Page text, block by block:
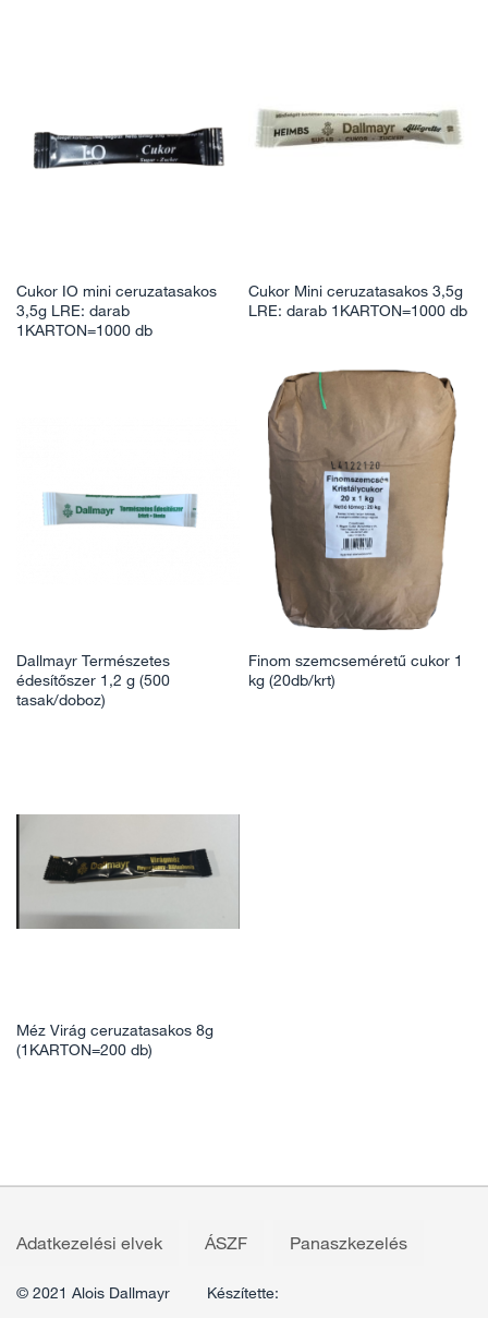
Cukor IO mini ceruzatasakos
3,5g LRE: darab
1KARTON=1000 db
Cukor Mini ceruzatasakos 3,5g
LRE: darab 1KARTON=1000 db
Dallmayr Természetes
édesítőszer 1,2 g (500
tasak/doboz)
Finom szemcseméretű cukor 1
kg (20db/krt)
Méz Virág ceruzatasakos 8g
(1KARTON=200 db)
Adatkezelési elvek ÁSZF Panaszkezelés
© 2021 Alois Dallmayr
Készítette: